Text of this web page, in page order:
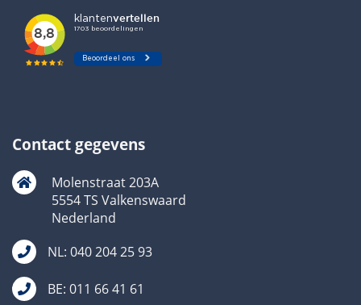
Contact gegevens
Molenstraat 203A
5554 TS Valkenswaard
Nederland
NL: 040 204 25 93
BE: 011 66 41 61